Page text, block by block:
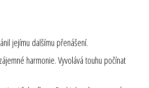
jejímu dalšímu přenášení.
harmonie. Vyvolává touhu počínat